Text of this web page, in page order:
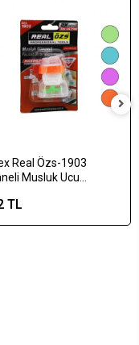
Real Özs-1903
Musluk Ucu
TL